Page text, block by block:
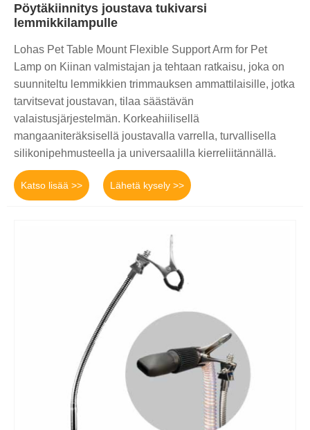
Pöytäkiinnitys joustava tukivarsi
lemmikkilampulle
Lohas Pet Table Mount Flexible Support Arm for Pet
Lamp on Kiinan valmistajan ja tehtaan ratkaisu, joka on
suunniteltu lemmikkien trimmauksen ammattilaisille, jotka
tarvitsevat joustavan, tilaa säästävän
valaistusjärjestelmän. Korkeahiilisellä
mangaaniteräksisellä joustavalla varrella, turvallisella
silikonipehmusteella ja universaalilla kierreliitännällä.
Katso lisää >> Lähetä kysely >>